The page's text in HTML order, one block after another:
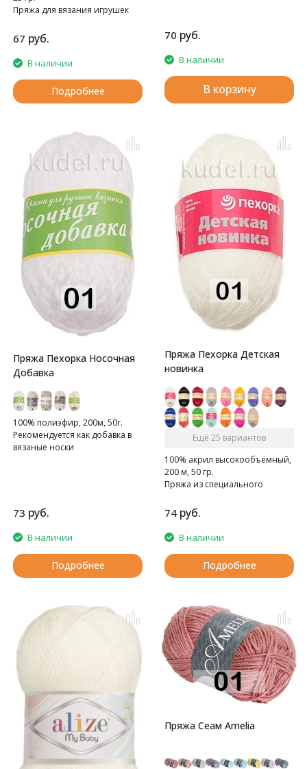
Пряжа для вязания игрушек
67 руб.
В наличии
Подробнее
70 руб.
В наличии
В корзину
Пряжа Пехорка Носочная
Добавка
100% полиэфир, 200м, 50г.
Рекомендуется как добавка в
вязаные носки
73 руб.
В наличии
Подробнее
Пряжа Пехорка Детская
новинка
Ещё 25 вариантов
100% акрил высокообъёмный,
200 м, 50 гр.
Пряжа из специального
74 руб.
В наличии
Подробнее
Пряжа Сеам Amelia